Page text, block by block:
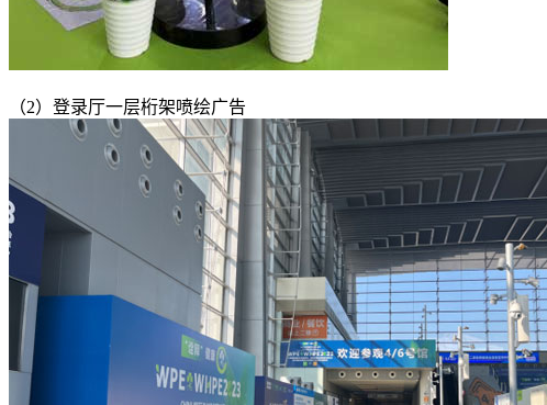
（2）登录厅一层桁架喷绘广告